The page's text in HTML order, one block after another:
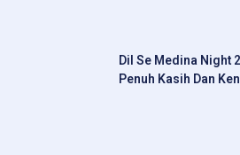
Dil Se Medina Night
Penuh Kasih Dan